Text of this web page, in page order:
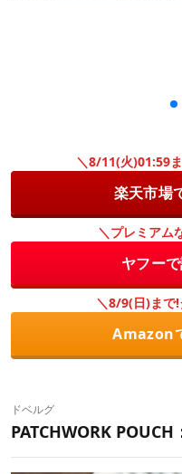
＼8/11(火)01:59
楽天市場
＼プレミアム
ヤフー
＼8/9(日)まで
Amazon
ドベルグ
PATCHWORK POUCH